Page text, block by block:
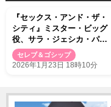
『セックス・アンド・ザ・
シティ』ミスター・ビッグ
役、サラ・ジェシカ・パー
カーは「友達じゃない」と
宣言
セレブ＆ゴシップ
2026年1月23日 18時10分